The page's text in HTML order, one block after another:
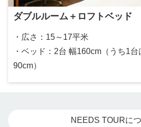
ダブルルーム＋ロフトベッド
・広さ：15～17平米
・ベッド：2台 幅160cm（うち1
90cm）
NEEDS TOURに